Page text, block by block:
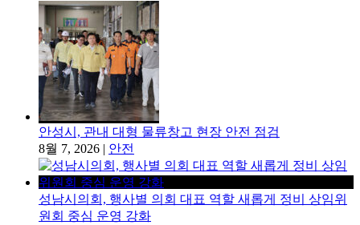
안성시, 관내 대형 물류창고 현장 안전 점검
8월 7, 2026 | 안전
성남시의회, 행사별 의회 대표 역할 새롭게 정비 상임위
원회 중심 운영 강화